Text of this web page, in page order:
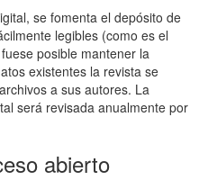
se fomenta el depósito de
legibles (como es el
posible mantener la
existentes la revista se
a sus autores. La
será revisada anualmente por
abierto